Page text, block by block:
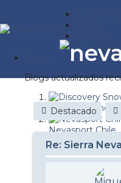
Reportajes
Blogs actualizados
Discovery Snow
Nevasport Chile
nevasport blog
Destacado
Re: Sierra